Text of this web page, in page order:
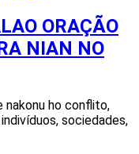
ORAÇÃO
NIAN NO
nakonu ho conflito,
sociedades,